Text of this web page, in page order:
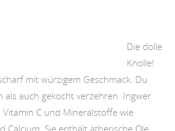
Die dolle
Knolle!
mit würzigem Geschmack. Du
als auch gekocht verzehren. Ingwer
C und Mineralstoffe wie
Calcium. Sie enthält ätherische Öle,